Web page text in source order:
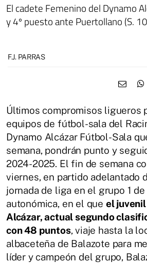
El cadete Femenino del Dynamo
y 4º puesto ante Puertollano (S.
F.J. PARRAS
Últimos compromisos ligueros
equipos de fútbol-sala del
Dynamo Alcázar Fútbol-Sala
semana, pondrán punto y
2024-2025. El fin de semana
viernes, en partido adelantado
jornada de liga en el grupo 1
autonómica, en el que el
Alcázar, actual segundo
con 48 puntos, viaje hasta la
albaceteña de Balazote para
líder y campeón del grupo,